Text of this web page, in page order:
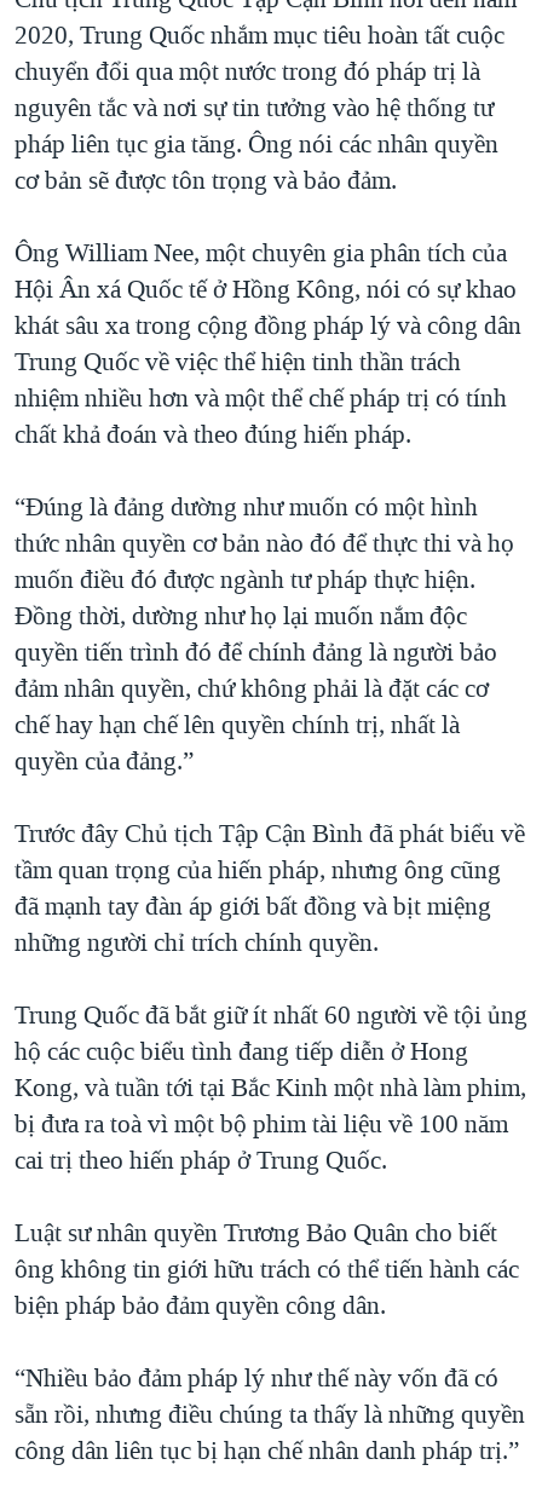
2020, Trung Quốc nhắm mục tiêu hoàn tất cuộc
chuyển đổi qua một nước trong đó pháp trị là
nguyên tắc và nơi sự tin tưởng vào hệ thống tư
pháp liên tục gia tăng. Ông nói các nhân quyền
cơ bản sẽ được tôn trọng và bảo đảm.
Ông William Nee, một chuyên gia phân tích của
Hội Ân xá Quốc tế ở Hồng Kông, nói có sự khao
khát sâu xa trong cộng đồng pháp lý và công dân
Trung Quốc về việc thể hiện tinh thần trách
nhiệm nhiều hơn và một thể chế pháp trị có tính
chất khả đoán và theo đúng hiến pháp.
“Đúng là đảng dường như muốn có một hình
thức nhân quyền cơ bản nào đó để thực thi và họ
muốn điều đó được ngành tư pháp thực hiện.
Đồng thời, dường như họ lại muốn nắm độc
quyền tiến trình đó để chính đảng là người bảo
đảm nhân quyền, chứ không phải là đặt các cơ
chế hay hạn chế lên quyền chính trị, nhất là
quyền của đảng.”
Trước đây Chủ tịch Tập Cận Bình đã phát biểu về
tầm quan trọng của hiến pháp, nhưng ông cũng
đã mạnh tay đàn áp giới bất đồng và bịt miệng
những người chỉ trích chính quyền.
Trung Quốc đã bắt giữ ít nhất 60 người về tội ủng
hộ các cuộc biểu tình đang tiếp diễn ở Hong
Kong, và tuần tới tại Bắc Kinh một nhà làm phim,
bị đưa ra toà vì một bộ phim tài liệu về 100 năm
cai trị theo hiến pháp ở Trung Quốc.
Luật sư nhân quyền Trương Bảo Quân cho biết
ông không tin giới hữu trách có thể tiến hành các
biện pháp bảo đảm quyền công dân.
“Nhiều bảo đảm pháp lý như thế này vốn đã có
sẵn rồi, nhưng điều chúng ta thấy là những quyền
công dân liên tục bị hạn chế nhân danh pháp trị.”